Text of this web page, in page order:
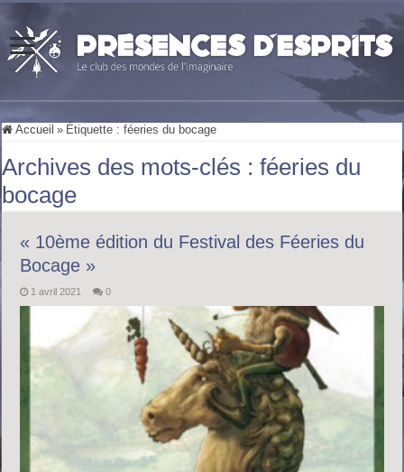
Accueil » Étiquette :féeries du bocage
Archives des mots-clés :féeries du
bocage
« 10ème édition du Festival des Féeries du
Bocage »
1 avril 2021 0